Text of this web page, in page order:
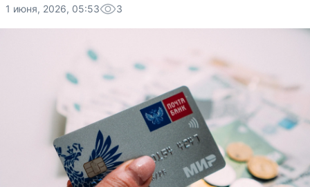
1 июня, 2026, 05:53 3